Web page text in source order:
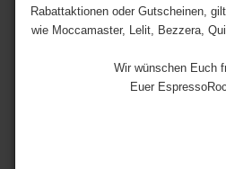
Rabattaktionen oder Gutscheinen,
wie Moccamaster, Lelit, Bezzera,
Wir wünschen Euch
Euer